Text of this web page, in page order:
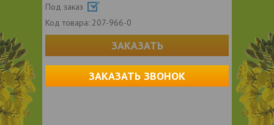
Под заказ
Код товара: 207-966-0
ЗАКАЗАТЬ
ЗАКАЗАТЬ ЗВОНОК